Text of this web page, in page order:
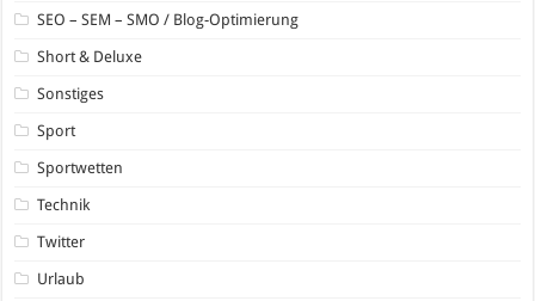
SEO – SEM – SMO / Blog-Optimierung
Short & Deluxe
Sonstiges
Sport
Sportwetten
Technik
Twitter
Urlaub